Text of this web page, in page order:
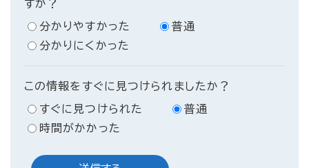
すか？
分かりやすかった
普通
分かりにくかった
この情報をすぐに見つけられましたか？
すぐに見つけられた
普通
時間がかかった